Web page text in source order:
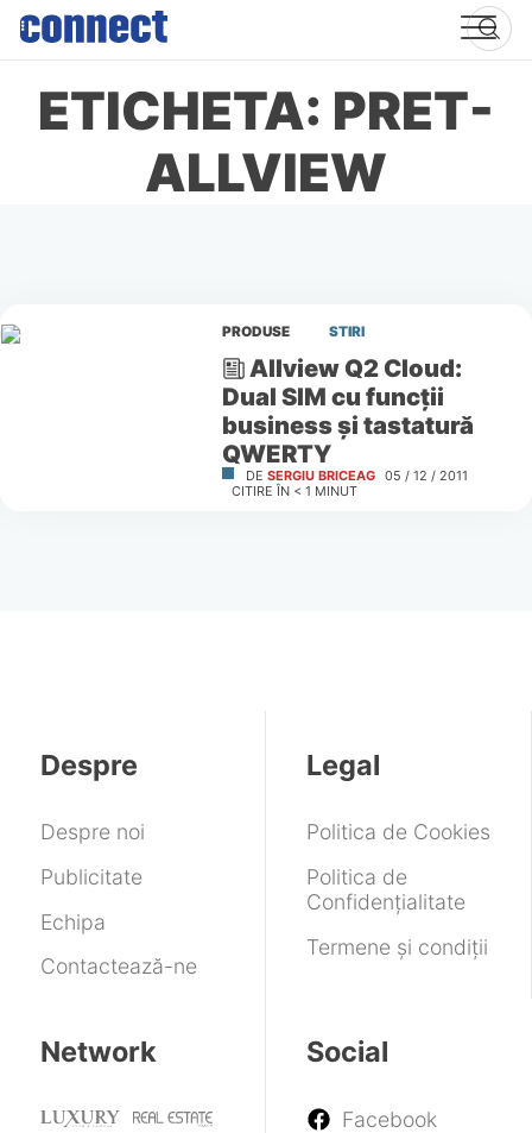
Skip
content
ETICHETA: PRET-
ALLVIEW
PRODUSE STIRI
Allview Q2 Cloud:
Dual SIM cu funcţii
business şi tastatură
QWERTY
DE SERGIU BRICEAG 05 / 12 / 2011
CITIRE ÎN < 1 MINUT
Despre
Despre noi
Publicitate
Echipa
Contactează-ne
Legal
Politica de Cookies
Politica de
Confidențialitate
Termene și condiții
Network Social
Facebook